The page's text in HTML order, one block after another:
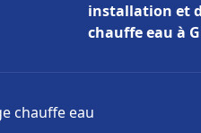
installation et
chauffe eau à
chauffe eau